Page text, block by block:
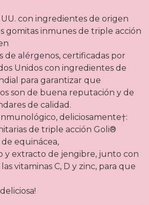
UU. con ingredientes de origen
gomitas inmunes de triple acción
de alérgenos, certificadas por
Unidos con ingredientes de
para garantizar que
son de buena reputación y de
de calidad.
deliciosamente†:
de triple acción Goli®
equinácea,
y extracto de jengibre, junto con
vitaminas C, D y zinc, para que